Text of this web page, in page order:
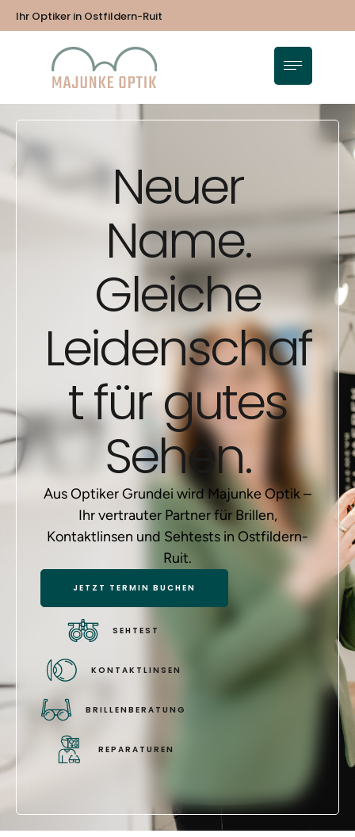
Ihr Optiker in Ostfildern-Ruit
Neuer
Name.
Gleiche
Leidenschaf
t für gutes
Sehen.
Aus Optiker Grundei wird Majunke Optik –
Ihr vertrauter Partner für Brillen,
Kontaktlinsen und Sehtests in Ostfildern-
Ruit.
JETZT TERMIN BUCHEN
SEHTEST
KONTAKTLINSEN
BRILLENBERATUNG
REPARATUREN